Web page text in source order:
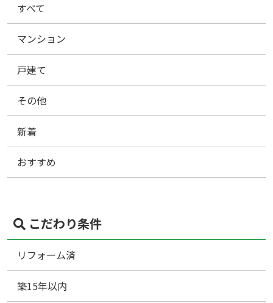
すべて
マンション
戸建て
その他
新着
おすすめ
こだわり条件
リフォーム済
築15年以内